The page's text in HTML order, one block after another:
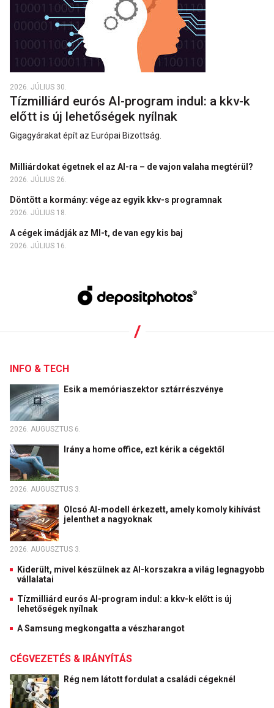
2026. JÚLIUS 30.
Tízmilliárd eurós AI-program indul: a kkv-k
előtt is új lehetőségek nyílnak
Gigagyárakat épít az Európai Bizottság.
Milliárdokat égetnek el az AI-ra – de vajon valaha megtérül?
2026. JÚLIUS 26.
Döntött a kormány: vége az egyik kkv-s programnak
2026. JÚLIUS 18.
A cégek imádják az MI-t, de van egy kis baj
2026. JÚLIUS 16.
INFO & TECH
Esik a memóriaszektor sztárrészvénye
2026. AUGUSZTUS 6.
Irány a home office, ezt kérik a cégektől
2026. AUGUSZTUS 3.
Olcsó AI-modell érkezett, amely komoly kihívást
jelenthet a nagyoknak
2026. AUGUSZTUS 3.
Kiderült, mivel készülnek az AI-korszakra a világ legnagyobb
vállalatai
Tízmilliárd eurós AI-program indul: a kkv-k előtt is új
lehetőségek nyílnak
A Samsung megkongatta a vészharangot
CÉGVEZETÉS & IRÁNYÍTÁS
Rég nem látott fordulat a családi cégeknél